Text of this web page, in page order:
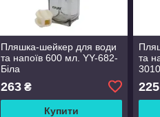
Пляшка-шейкер для води
та напоїв 600 мл. YY-682-
Біла
263₴
Купити
та
225